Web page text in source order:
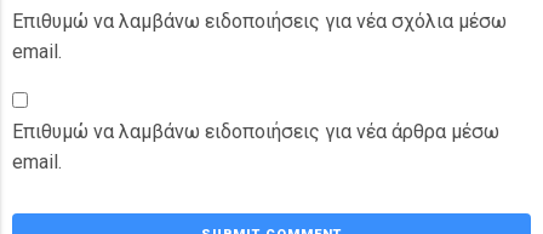
Επιθυμώ να λαμβάνω ειδοποιήσεις για νέα σχόλια μέσω
email.
Επιθυμώ να λαμβάνω ειδοποιήσεις για νέα άρθρα μέσω
email.